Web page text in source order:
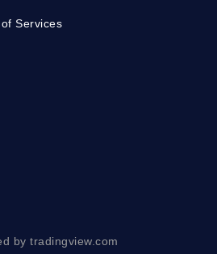
Services
by tradingview.com